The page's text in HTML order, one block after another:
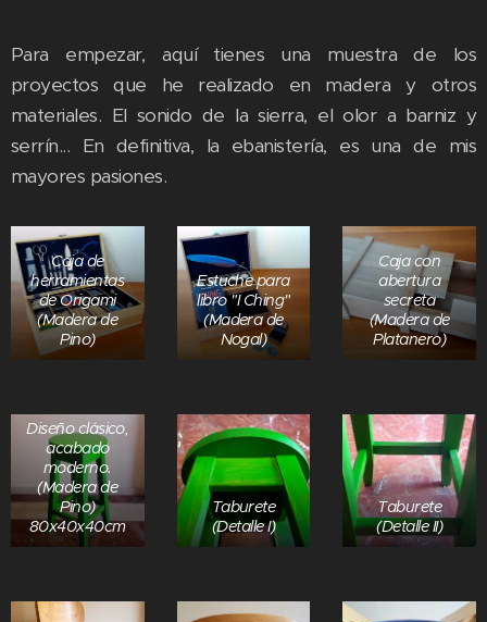
Para empezar, aquí tienes una muestra de los
proyectos que he realizado en madera y otros
materiales. El sonido de la sierra, el olor a barniz y
serrín... En definitiva, la ebanistería, es una de mis
mayores pasiones.
Caja de
herramientas
de Origami
(Madera de
Pino)
Estuche para
libro "I Ching"
(Madera de
Nogal)
Caja con
abertura
secreta
(Madera de
Platanero)
Diseño clásico,
acabado
moderno.
(Madera de
Pino)
80x40x40cm
Taburete
(Detalle I)
Taburete
(Detalle II)